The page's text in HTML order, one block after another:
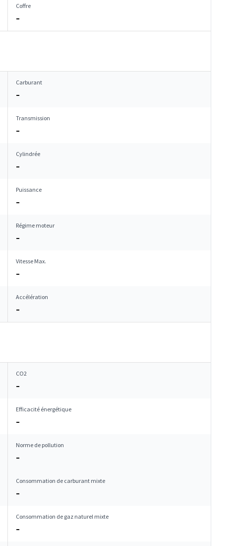
Coffre
–
Carburant
–
Transmission
–
Cylindrée
–
Puissance
–
Régime moteur
–
Vitesse Max.
–
Accélération
–
CO2
–
Efficacité énergétique
–
Norme de pollution
–
Consommation de carburant mixte
–
Consommation de gaz naturel mixte
–